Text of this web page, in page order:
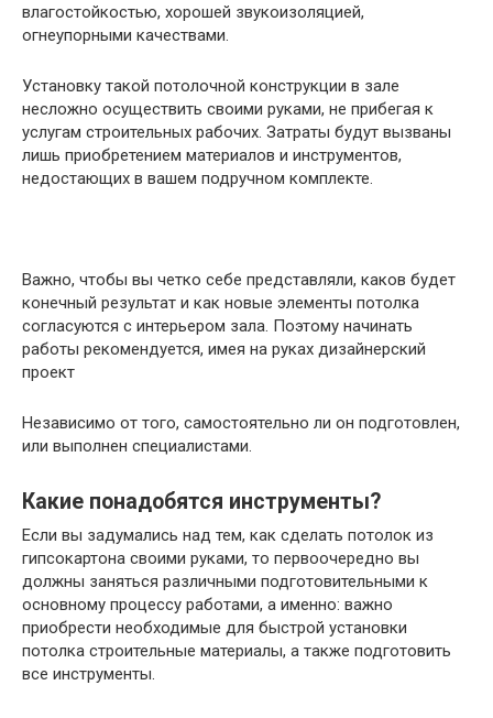
влагостойкостью, хорошей звукоизоляцией,
огнеупорными качествами.
Установку такой потолочной конструкции в зале
несложно осуществить своими руками, не прибегая к
услугам строительных рабочих. Затраты будут вызваны
лишь приобретением материалов и инструментов,
недостающих в вашем подручном комплекте.
Важно, чтобы вы четко себе представляли, каков будет
конечный результат и как новые элементы потолка
согласуются с интерьером зала. Поэтому начинать
работы рекомендуется, имея на руках дизайнерский
проект
Независимо от того, самостоятельно ли он подготовлен,
или выполнен специалистами.
Какие понадобятся инструменты?
Если вы задумались над тем, как сделать потолок из
гипсокартона своими руками, то первоочередно вы
должны заняться различными подготовительными к
основному процессу работами, а именно: важно
приобрести необходимые для быстрой установки
потолка строительные материалы, а также подготовить
все инструменты.